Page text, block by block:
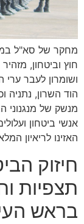
מחקר של סא"ל
חוץ וביטחון,
ושומרון לעבר
הוד השרון, נתניה
מנשק של מנגנוני
אנשי ביטחון
האזינו לריאיון
חיזוק
תצפיות
בראש